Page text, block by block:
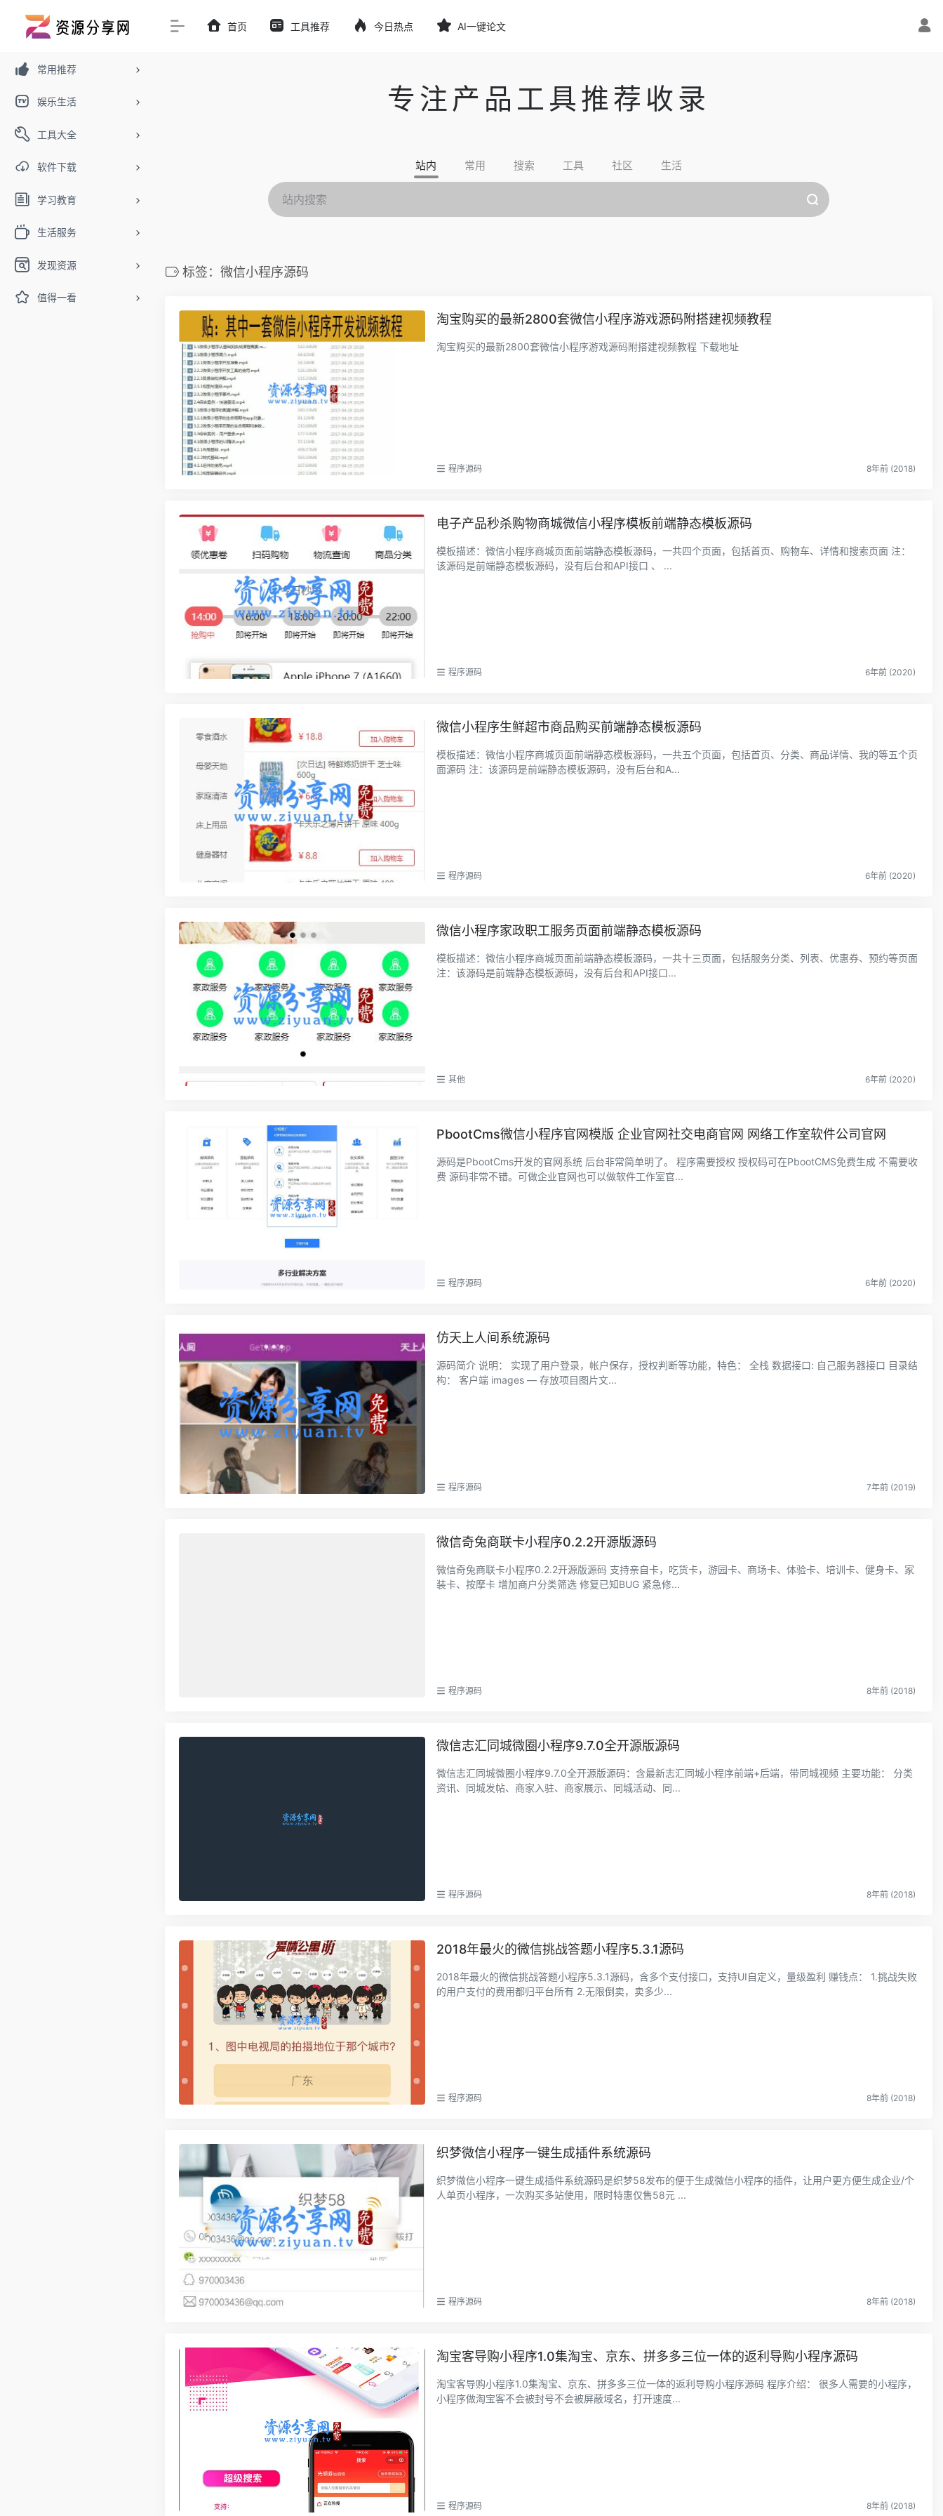
常用推荐
娱乐生活
工具大全
软件下载
学习教育
生活服务
发现资源
值得一看
首页 工具推荐 今日热点 AI一键论文
专注产品工具推荐收录
站内 常用 搜索 工具 社区 生活
标签：微信小程序源码
淘宝购买的最新2800套微信小程序游戏源码附搭建视频教程
淘宝购买的最新2800套微信小程序游戏源码附搭建视频教程 下载地址
程序源码 8年前 (2018)
电子产品秒杀购物商城微信小程序模板前端静态模板源码
模板描述：微信小程序商城页面前端静态模板源码，一共四个页面，包括首页、购物车、详情和搜索页面 注：
该源码是前端静态模板源码，没有后台和API接口 、 ...
程序源码 6年前 (2020)
微信小程序生鲜超市商品购买前端静态模板源码
模板描述：微信小程序商城页面前端静态模板源码，一共五个页面，包括首页、分类、商品详情、我的等五个页
面源码 注：该源码是前端静态模板源码，没有后台和A...
程序源码 6年前 (2020)
微信小程序家政职工服务页面前端静态模板源码
模板描述：微信小程序商城页面前端静态模板源码，一共十三页面，包括服务分类、列表、优惠券、预约等页面
注：该源码是前端静态模板源码，没有后台和API接口...
其他 6年前 (2020)
PbootCms微信小程序官网模版 企业官网社交电商官网 网络工作室软件公司官网
源码是PbootCms开发的官网系统 后台非常简单明了。 程序需要授权 授权码可在PbootCMS免费生成 不需要收
费 源码非常不错。可做企业官网也可以做软件工作室官...
程序源码 6年前 (2020)
仿天上人间系统源码
源码简介 说明： 实现了用户登录，帐户保存，授权判断等功能，特色： 全栈 数据接口: 自己服务器接口 目录结
构： 客户端 images — 存放项目图片文...
程序源码 7年前 (2019)
微信奇兔商联卡小程序0.2.2开源版源码
微信奇兔商联卡小程序0.2.2开源版源码 支持亲自卡，吃货卡，游园卡、商场卡、体验卡、培训卡、健身卡、家
装卡、按摩卡 增加商户分类筛选 修复已知BUG 紧急修...
程序源码 8年前 (2018)
微信志汇同城微圈小程序9.7.0全开源版源码
微信志汇同城微圈小程序9.7.0全开源版源码：含最新志汇同城小程序前端+后端，带同城视频 主要功能： 分类
资讯、同城发帖、商家入驻、商家展示、同城活动、同...
程序源码 8年前 (2018)
2018年最火的微信挑战答题小程序5.3.1源码
2018年最火的微信挑战答题小程序5.3.1源码，含多个支付接口，支持UI自定义，量级盈利 赚钱点： 1.挑战失败
的用户支付的费用都归平台所有 2.无限倒卖，卖多少...
程序源码 8年前 (2018)
织梦微信小程序一键生成插件系统源码
织梦微信小程序一键生成插件系统源码是织梦58发布的便于生成微信小程序的插件，让用户更方便生成企业/个
人单页小程序，一次购买多站使用，限时特惠仅售58元 ...
程序源码 8年前 (2018)
淘宝客导购小程序1.0集淘宝、京东、拼多多三位一体的返利导购小程序源码
淘宝客导购小程序1.0集淘宝、京东、拼多多三位一体的返利导购小程序源码 程序介绍： 很多人需要的小程序，
小程序做淘宝客不会被封号不会被屏蔽域名，打开速度...
程序源码 8年前 (2018)